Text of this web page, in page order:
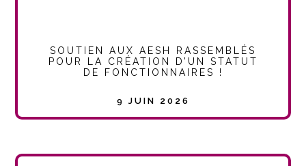
SOUTIEN AUX AESH RASSEMBLÉS
POUR LA CRÉATION D’UN STATUT
DE FONCTIONNAIRES !
9 JUIN 2026